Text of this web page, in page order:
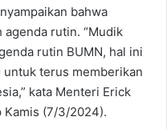
bahwa
agenda rutin. “Mudik
rutin BUMN, hal ini
terus memberikan
kata Menteri Erick
Kamis (7/3/2024).